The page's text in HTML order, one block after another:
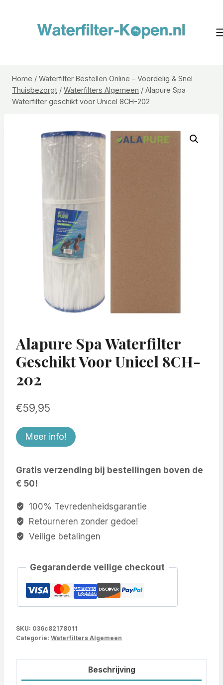
Home / Waterfilter Bestellen Online – Voordelig & Snel
Thuisbezorgt / Waterfilters Algemeen / Alapure Spa
Waterfilter geschikt voor Unicel 8CH-202
Alapure Spa Waterfilter
Geschikt Voor Unicel 8CH-
202
€59,95
Meer info!
Gratis verzending bij bestellingen boven de
€ 50!
100% Tevredenheidsgarantie
Retourneren zonder gedoe!
Veilige betalingen
Gegaranderde veilige checkout
SKU: 036c82178011
Categorie: Waterfilters Algemeen
Beschrijving